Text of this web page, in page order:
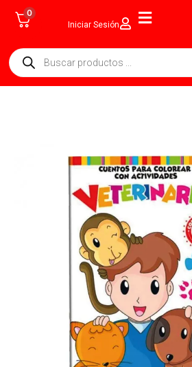
0
Iniciar Sesión